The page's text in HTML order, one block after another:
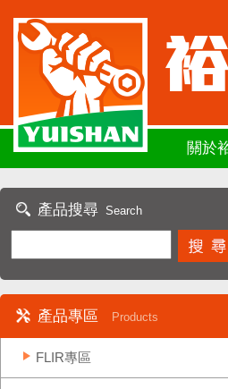
關於
產品搜尋 Search
產品專區 Products
FLIR專區